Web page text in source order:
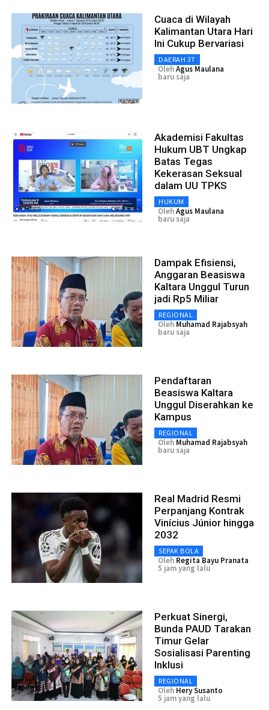
Cuaca di Wilayah
Kalimantan Utara Hari
Ini Cukup Bervariasi
DAERAH 3T
OlehAgus Maulana
baru saja
Akademisi Fakultas
Hukum UBT Ungkap
Batas Tegas
Kekerasan Seksual
dalam UU TPKS
HUKUM
OlehAgus Maulana
baru saja
Dampak Efisiensi,
Anggaran Beasiswa
Kaltara Unggul Turun
jadi Rp5 Miliar
REGIONAL
Oleh Muhamad Rajabsyah
baru saja
Pendaftaran
Beasiswa Kaltara
Unggul Diserahkan ke
Kampus
REGIONAL
Oleh Muhamad Rajabsyah
baru saja
Real Madrid Resmi
Perpanjang Kontrak
Vinícius Júnior hingga
2032
SEPAK BOLA
Oleh Regita Bayu Pranata
5 jam yang lalu
Perkuat Sinergi,
Bunda PAUD Tarakan
Timur Gelar
Sosialisasi Parenting
Inklusi
REGIONAL
Oleh Hery Susanto
5 jam yang lalu